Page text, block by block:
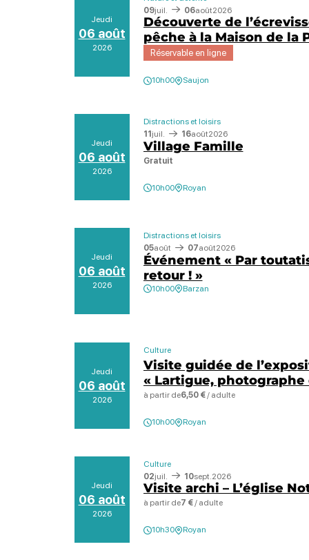
Découverte de
pêche à la Maison de la
Réservable en ligne
10h00 Saujon
09juil. 06août2026
Jeudi
06 août
2026
Village Famille
Gratuit
10h00 Royan
Distractions et loisirs
11juil. 16août2026
Jeudi
06 août
2026
Événement « Par
retour ! »
10h00 Barzan
Distractions et loisirs
05août 07août2026
Jeudi
06 août
2026
Visite guidée de
« Lartigue,
à partir de6,50 €/ adulte
10h00 Royan
Culture
Jeudi
06 août
2026
Visite archi – L’église
à partir de7 €/ adulte
10h30 Royan
Culture
02juil. 10sept.2026
Jeudi
06 août
2026